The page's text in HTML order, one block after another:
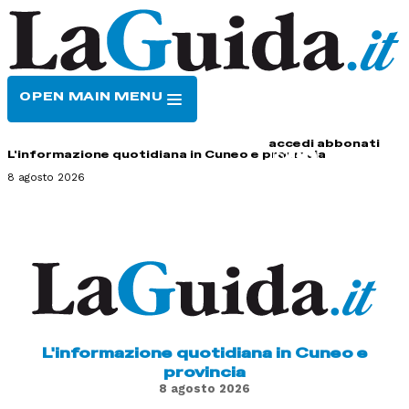
OPEN MAIN MENU
accedi abbonati
L'informazione quotidiana in Cuneo e provincia
8 agosto 2026
L'informazione quotidiana in Cuneo e
provincia
8 agosto 2026